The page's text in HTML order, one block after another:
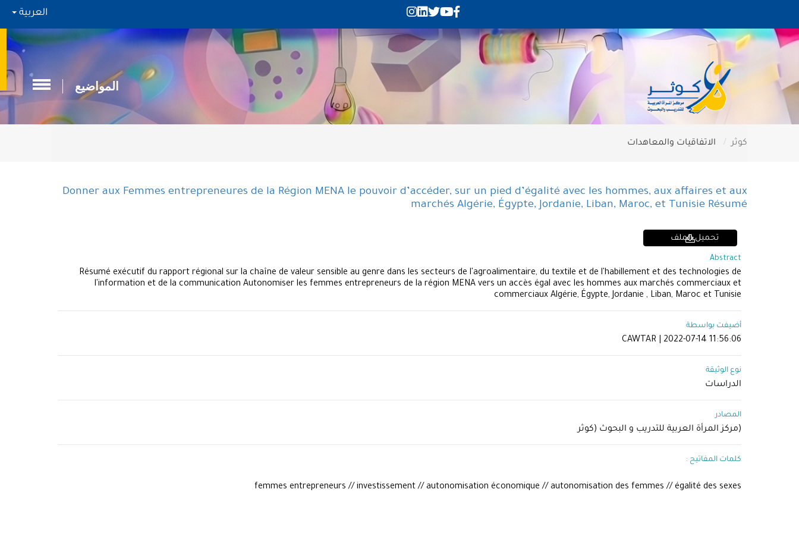
العربية
المواضيع
كوثر الاتفاقيات والمعاهدات
Donner aux Femmes entrepreneures de la Région MENA le pouvoir d’accéder, sur un pied d’égalité avec les hommes, aux affaires et aux
marchés Algérie, Égypte, Jordanie, Liban, Maroc, et Tunisie Résumé
تحميل الملف
Abstract
Résumé exécutif du rapport régional sur la chaîne de valeur sensible au genre dans les secteurs de l'agroalimentaire, du textile et de l'habillement et des technologies de
l'information et de la communication Autonomiser les femmes entrepreneurs de la région MENA vers un accès égal avec les hommes aux marchés commerciaux et
commerciaux Algérie, Égypte, Jordanie , Liban, Maroc et Tunisie
أضيفت بواسطة
CAWTAR | 2022-07-14 11:56:06
نوع الوثيقة
الدراسات
المصادر
(مركز المرأة العربية للتدريب و البحوث (كوثر
كلمات المفاتيح :
femmes entrepreneurs // investissement // autonomisation économique // autonomisation des femmes // égalité des sexes